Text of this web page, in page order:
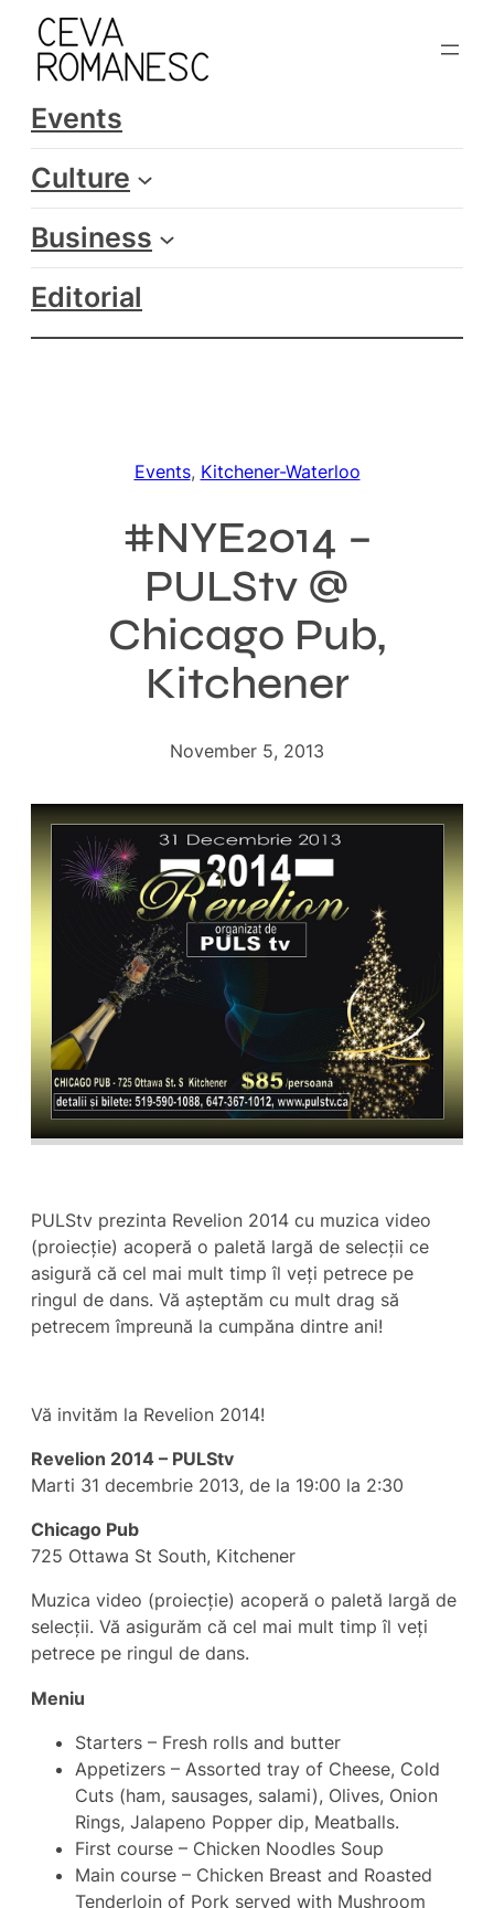
Skip
content
Events
Culture
Business
Editorial
Events, Kitchener-Waterloo
#NYE2014 –
PULStv @
Chicago Pub,
Kitchener
November 5, 2013
PULStv prezinta Revelion 2014 cu muzica video
(proiecție) acoperă o paletă largă de selecții ce
asigură că cel mai mult timp îl veți petrece pe
ringul de dans. Vă așteptăm cu mult drag să
petrecem împreună la cumpăna dintre ani!
Vă invităm la Revelion 2014!
Revelion 2014 – PULStv
Marti 31 decembrie 2013, de la 19:00 la 2:30
Chicago Pub
725 Ottawa St South, Kitchener
Muzica video (proiecție) acoperă o paletă largă de
selecții. Vă asigurăm că cel mai mult timp îl veți
petrece pe ringul de dans.
Meniu
Starters – Fresh rolls and butter
Appetizers – Assorted tray of Cheese, Cold
Cuts (ham, sausages, salami), Olives, Onion
Rings, Jalapeno Popper dip, Meatballs.
First course – Chicken Noodles Soup
Main course – Chicken Breast and Roasted
Tenderloin of Pork served with Mushroom